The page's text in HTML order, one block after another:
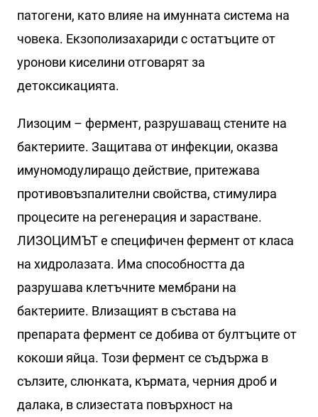
патогени, като влияе на имунната система на
човека. Екзополизахариди с остатъците от
уронови киселини отговарят за
детоксикацията.
Лизоцим – фермент, разрушаващ стените на
бактериите. Защитава от инфекции, оказва
имуномодулиращо действие, притежава
противовъзпалителни свойства, стимулира
процесите на регенерация и зарастване.
ЛИЗОЦИМЪТ е специфичен фермент от класа
на хидролазата. Има способността да
разрушава клетъчните мембрани на
бактериите. Влизащият в състава на
препарата фермент се добива от бултъците от
кокоши яйца. Този фермент се съдържа в
сълзите, слюнката, кърмата, черния дроб и
далака, в слизестата повърхност на